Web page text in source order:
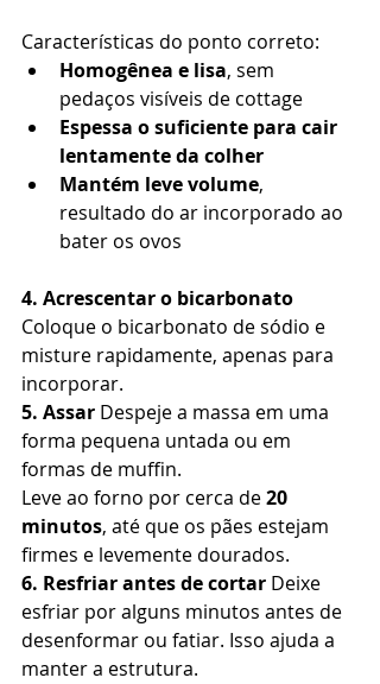
Características do ponto correto:
Homogênea e lisa, sem
pedaços visíveis de cottage
Espessa o suficiente para cair
lentamente da colher
Mantém leve volume,
resultado do ar incorporado ao
bater os ovos
4. Acrescentar o bicarbonato
Coloque o bicarbonato de sódio e
misture rapidamente, apenas para
incorporar.
5. Assar Despeje a massa em uma
forma pequena untada ou em
formas de muffin.
Leve ao forno por cerca de 20
minutos, até que os pães estejam
firmes e levemente dourados.
6. Resfriar antes de cortar Deixe
esfriar por alguns minutos antes de
desenformar ou fatiar. Isso ajuda a
manter a estrutura.